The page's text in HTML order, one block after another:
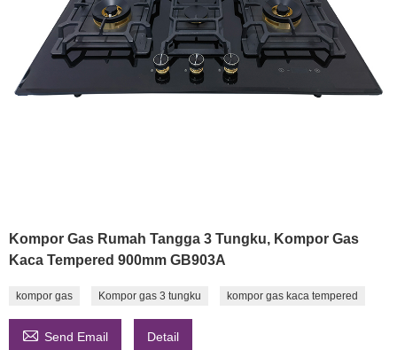
Kompor Gas Rumah Tangga 3 Tungku, Kompor Gas
Kaca Tempered 900mm GB903A
kompor gas Kompor gas 3 tungku kompor gas kaca tempered
 Send Email Detail